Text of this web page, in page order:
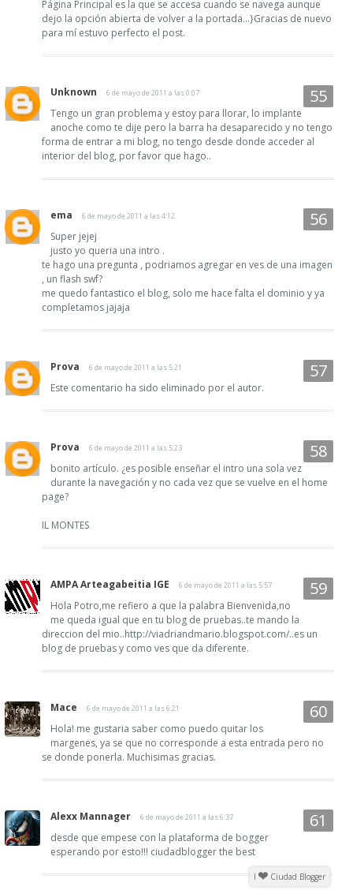
Página Principal es la que se accesa cuando se navega aunque
dejo la opción abierta de volver a la portada...}Gracias de nuevo
para mí estuvo perfecto el post.
Unknown 6 de mayo de 2011 a las 0:07
Tengo un gran problema y estoy para llorar, lo implante
anoche como te dije pero la barra ha desaparecido y no tengo
forma de entrar a mi blog, no tengo desde donde acceder al
interior del blog, por favor que hago..
ema 6 de mayo de 2011 a las 4:12
Super jejej
justo yo queria una intro .
te hago una pregunta , podriamos agregar en ves de una imagen
, un flash swf?
me quedo fantastico el blog, solo me hace falta el dominio y ya
completamos jajaja
Prova 6 de mayo de 2011 a las 5:21
Este comentario ha sido eliminado por el autor.
Prova 6 de mayo de 2011 a las 5:23
bonito artículo. ¿es posible enseñar el intro una sola vez
durante la navegación y no cada vez que se vuelve en el home
page?
IL MONTES
AMPA Arteagabeitia IGE 6 de mayo de 2011 a las 5:57
Hola Potro,me refiero a que la palabra Bienvenida,no
me queda igual que en tu blog de pruebas..te mando la
direccion del mio..http://viadriandmario.blogspot.com/..es un
blog de pruebas y como ves que da diferente.
Mace 6 de mayo de 2011 a las 6:21
Hola! me gustaria saber como puedo quitar los
margenes, ya se que no corresponde a esta entrada pero no
se donde ponerla. Muchisimas gracias.
Alexx Mannager 6 de mayo de 2011 a las 6:37
desde que empese con la plataforma de bogger
esperando por esto!!! ciudadblogger the best
I Ciudad Blogger